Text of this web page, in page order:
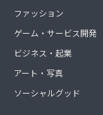
ファッション
ゲーム・サービス開発
ビジネス・起業
アート・写真
ソーシャルグッド